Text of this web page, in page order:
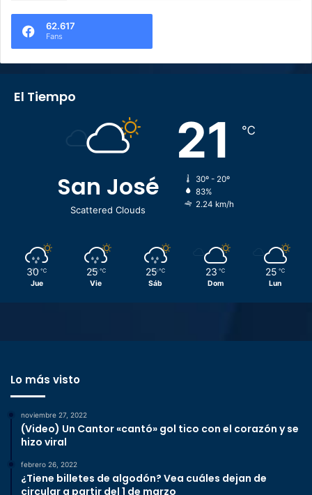
62.617
Fans
El Tiempo
San José
Scattered Clouds
21 ℃
30º - 20º
83%
2.24 km/h
30 ℃
Jue
25 ℃
Vie
25 ℃
Sáb
23 ℃
Dom
25 ℃
Lun
Lo más visto
noviembre 27, 2022
(Video) Un Cantor «cantó» gol tico con el corazón y se
hizo viral
febrero 26, 2022
¿Tiene billetes de algodón? Vea cuáles dejan de
circular a partir del 1 de marzo